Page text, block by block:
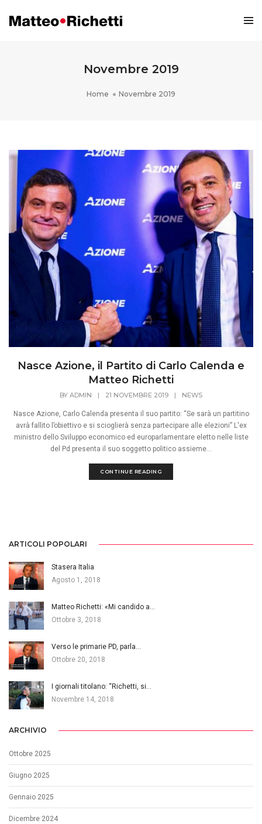
Novembre 2019
Home Novembre 2019
Nasce Azione, il Partito di Carlo Calenda e
Matteo Richetti
BY ADMIN | 21 NOVEMBRE 2019 | NEWS
Nasce Azione, Carlo Calenda presenta il suo partito: “Se sarà un partitino
avrà fallito l’obiettivo e si scioglierà senza partecipare alle elezioni” L'ex
ministro dello Sviluppo economico ed europarlamentare eletto nelle liste
del Pd presenta il suo soggetto politico assieme...
CONTINUE READING
ARTICOLI POPOLARI
Stasera Italia
Agosto 1, 2018
Matteo Richetti: «Mi candido a…
Ottobre 3, 2018
Verso le primarie PD, parla…
Ottobre 20, 2018
I giornali titolano: “Richetti, si…
Novembre 14, 2018
ARCHIVIO
Ottobre 2025
Giugno 2025
Gennaio 2025
Dicembre 2024